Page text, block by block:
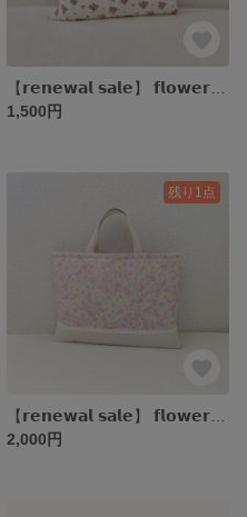
1,500円
残り1点
2,000円